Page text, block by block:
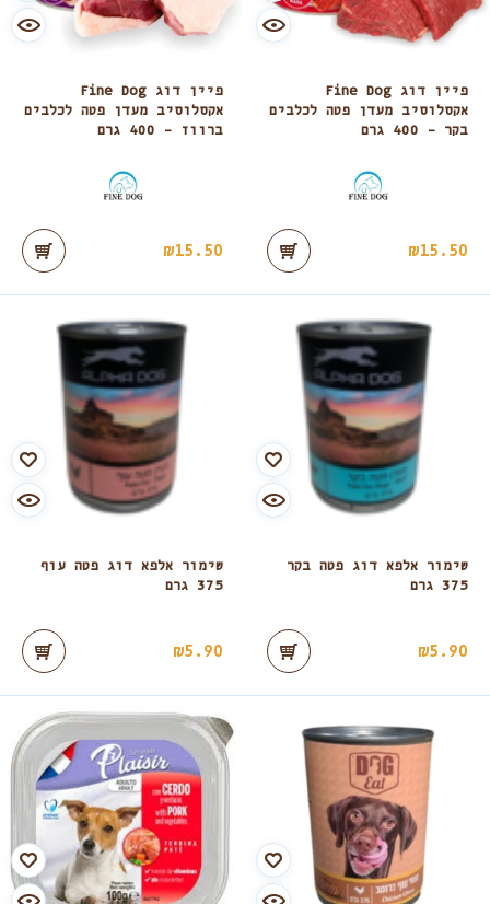
פיין דוג Fine Dog
אקסלוסיב מעדן פטה לכלבים
בקר – 400 גרם
₪15.50
פיין דוג Fine Dog
אקסלוסיב מעדן פטה לכלבים
ברווז – 400 גרם
₪15.50
שימור אלפא דוג פטה בקר
375 גרם
₪5.90
שימור אלפא דוג פטה עוף
375 גרם
₪5.90